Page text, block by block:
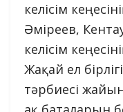
келісім
Әміреев,
келісім
Жақай ел
тәрбиесі